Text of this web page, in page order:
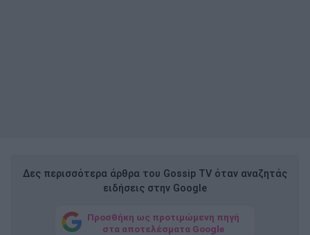
Δες περισσότερα άρθρα του Gossip TV όταν αναζητάς
ειδήσεις στην Google
Προσθήκη ως προτιμώμενη πηγή
στα αποτελέσματα Google